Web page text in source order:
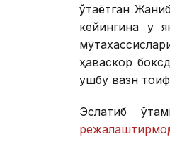
ўтаётган
кейингина у
ҳаваскор
ушбу вазн
Эслатиб